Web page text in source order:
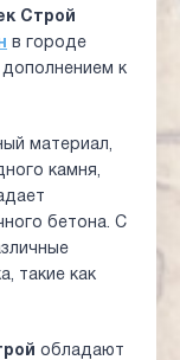
Строй
в городе
к
материал,
камня,
бетона. С
такие как
обладают